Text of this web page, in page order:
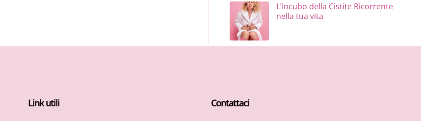
L’Incubo della Cistite Ricorrente
nella tua vita
Link utili Contattaci